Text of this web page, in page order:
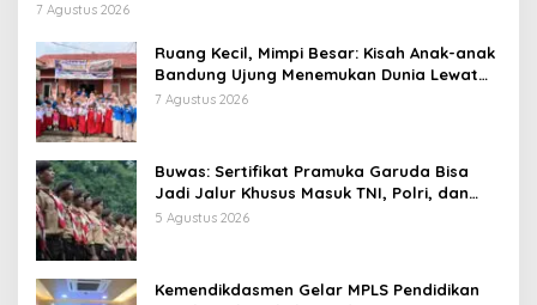
7 Agustus 2026
Ruang Kecil, Mimpi Besar: Kisah Anak-anak
Bandung Ujung Menemukan Dunia Lewat
Literasi
7 Agustus 2026
Buwas: Sertifikat Pramuka Garuda Bisa
Jadi Jalur Khusus Masuk TNI, Polri, dan
Perguruan Tinggi
5 Agustus 2026
Kemendikdasmen Gelar MPLS Pendidikan